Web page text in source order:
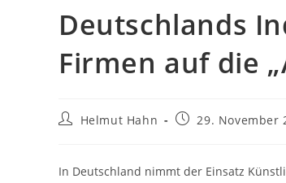
Deutschlands
Firmen auf die
Beitrags-
Helmut Hahn
Beitrag29. November
In Deutschland nimmt der Einsatz